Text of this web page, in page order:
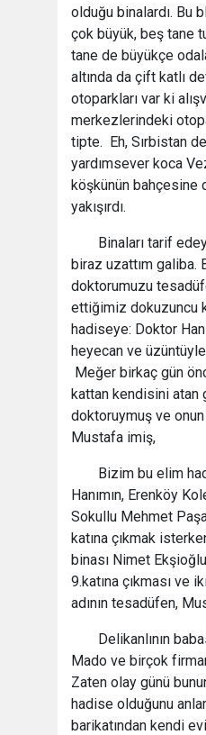
olduğu binalardı. Bu
çok büyük, beş tane
tane de büyükçe
altında da çift katlı
otoparkları var ki
merkezlerindeki
tipte. Eh, Sırbistan
yardımsever koca
köşkünün bahçesine
yakışırdı.
Binaları tarif
biraz uzattım
doktorumuzu
ettiğimiz dokuzuncu
hadiseye: Doktor
heyecan ve
Meğer birkaç gün
kattan kendisini atan
doktoruymuş ve
Mustafa imiş,
Bizim bu elim
Hanımın, Erenköy
Sokullu Mehmet Paşa
katına çıkmak
binası Nimet
9.katına çıkması ve
adının tesadüfen,
Delikanlının
Mado ve birçok
Zaten olay günü
hadise olduğunu
barikatından kendi